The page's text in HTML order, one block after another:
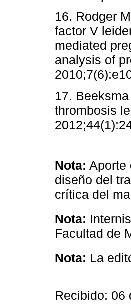
16. Rodger
factor V
mediated
analysis of
17.
thrombosis
Nota: Aporte
diseño del
crítica del
Nota:
Facultad de
Nota: La
Recibido: 06